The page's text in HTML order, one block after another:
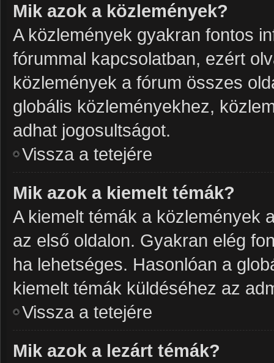
Mik azok a közlemények?
A közlemények gyakran fontos
fórummal kapcsolatban, ezért
közlemények a fórum összes
globális közleményekhez,
adhat jogosultságot.
Vissza a tetejére
Mik azok a kiemelt témák?
A kiemelt témák a közlemények
az első oldalon. Gyakran elég
ha lehetséges. Hasonlóan a
kiemelt témák küldéséhez az
Vissza a tetejére
Mik azok a lezárt témák?